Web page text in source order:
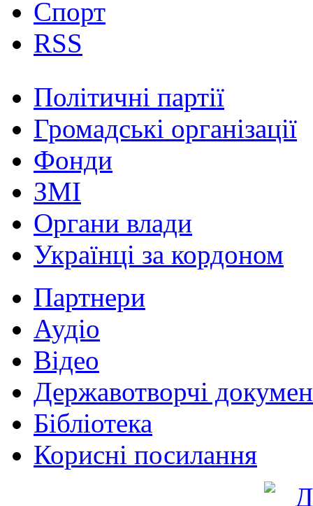
Спорт
RSS
Політичні партії
Громадські організації
Фонди
ЗМІ
Органи влади
Українці за кордоном
Партнери
Аудіо
Відео
Державотворчі
Бібліотека
Корисні посилання